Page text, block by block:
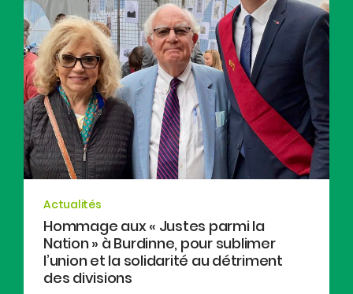
Actualités
Hommage aux « Justes parmi la
Nation » à Burdinne, pour sublimer
l’union et la solidarité au détriment
des divisions